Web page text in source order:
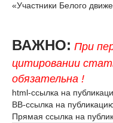
«Участники Белого
ВАЖНО: При
цитировании
обязательна !
html-ссылка на
BB-ссылка на
Прямая ссылка на